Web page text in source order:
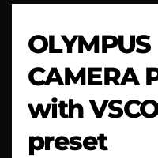
CAMERA
with
preset